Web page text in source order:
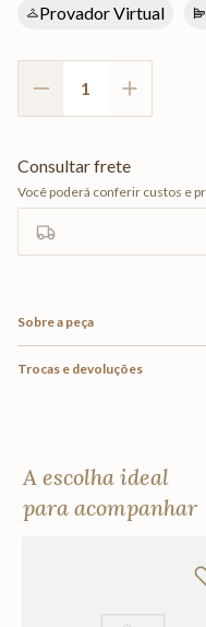
Provador Virtual
Sobre a peça
Trocas e devoluções
A escolha ideal
para acompanhar